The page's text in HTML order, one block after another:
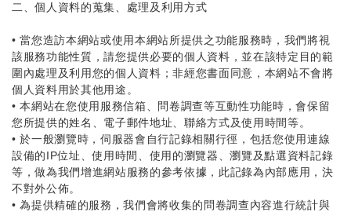
二、個人資料的蒐集、處理及利用方式
• 當您造訪本網站或使用本網站所提供之功能服務時，我們將視
該服務功能性質，請您提供必要的個人資料，並在該特定目的範
圍內處理及利用您的個人資料；非經您書面同意，本網站不會將
個人資料用於其他用途。
• 本網站在您使用服務信箱、問卷調查等互動性功能時，會保留
您所提供的姓名、電子郵件地址、聯絡方式及使用時間等。
• 於一般瀏覽時，伺服器會自行記錄相關行徑，包括您使用連線
設備的IP位址、使用時間、使用的瀏覽器、瀏覽及點選資料記錄
等，做為我們增進網站服務的參考依據，此記錄為內部應用，決
不對外公佈。
• 為提供精確的服務，我們會將收集的問卷調查內容進行統計與